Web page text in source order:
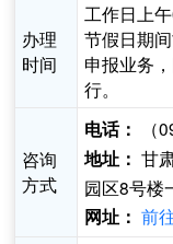
办理
时间
工作日上
节假日期
申报业务
行。
咨询
方式
电话：
（
地址： 甘
园区8号楼
网址： 前